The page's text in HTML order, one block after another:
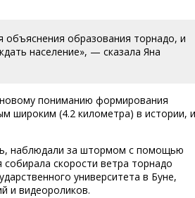
образования торнадо, и
население», — сказала Яна
пониманию формирования
широким (4.2 километра) в истории, и
наблюдали за штормом с помощью
скорости ветра торнадо
университета в Буне,
и видеороликов.